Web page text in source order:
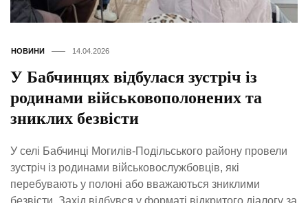
НОВИНИ 14.04.2026
У Бабчинцях відбулася зустріч із
родинами військовополонених та
зниклих безвісти
У селі Бабчинці Могилів-Подільського району провели
зустріч із родинами військовослужбовців, які
перебувають у полоні або вважаються зниклими